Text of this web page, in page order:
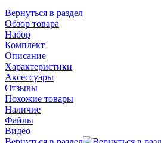
Вернуться в раздел
Обзор товара
Набор
Комплект
Описание
Характеристики
Аксессуары
Отзывы
Похожие товары
Наличие
Файлы
Видео